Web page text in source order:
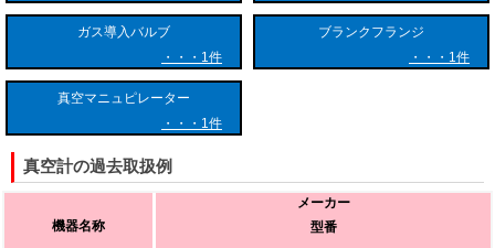
ガス導入バルブ
1件
ブランクフランジ
1件
真空マニュピレーター
1件
真空計の過去取扱例
機器名称
メーカー
型番